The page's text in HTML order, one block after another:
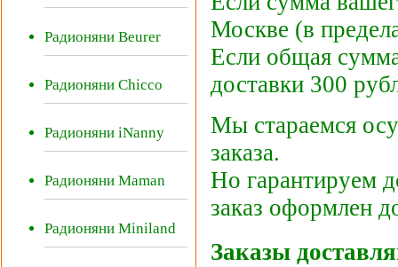
Радионяни Beurer
Радионяни Chicco
Радионяни iNanny
Радионяни Maman
Радионяни Miniland
Москве (в
Если общая
доставки 300
Мы стараемся
заказа.
Но гарантируем
заказ оформлен
Заказы